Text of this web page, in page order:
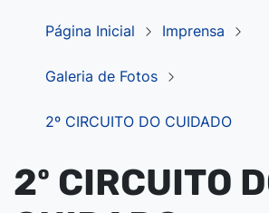
Página Inicial Imprensa
Galeria de Fotos
2º CIRCUITO DO CUIDADO
2º CIRCUITO